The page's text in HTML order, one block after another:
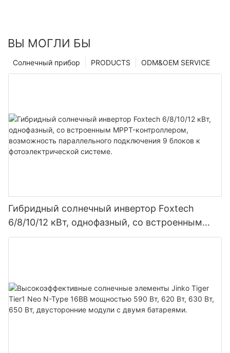
ВЫ МОГЛИ БЫ
ODM&OEM SERVICE
PRODUCTS
Солнечный прибор
Гибридный солнечный инвертор Foxtech
6/8/10/12 кВт, однофазный, со встроенным
MPPT-контроллером, возможность